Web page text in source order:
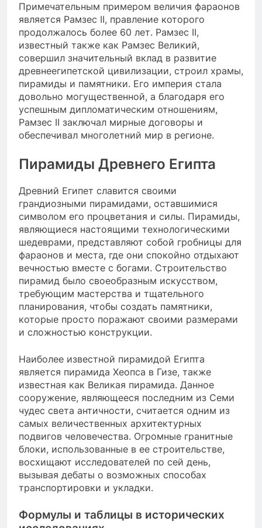
Примечательным примером величия фараонов
является Рамзес II, правление которого
продолжалось более 60 лет. Рамзес II,
известный также как Рамзес Великий,
совершил значительный вклад в развитие
древнеегипетской цивилизации, строил храмы,
пирамиды и памятники. Его империя стала
довольно могущественной, а благодаря его
успешным дипломатическим отношениям,
Рамзес II заключал мирные договоры и
обеспечивал многолетний мир в регионе.
Пирамиды Древнего Египта
Древний Египет славится своими
грандиозными пирамидами, оставшимися
символом его процветания и силы. Пирамиды,
являющиеся настоящими технологическими
шедеврами, представляют собой гробницы для
фараонов и места, где они спокойно отдыхают
вечностью вместе с богами. Строительство
пирамид было своеобразным искусством,
требующим мастерства и тщательного
планирования, чтобы создать памятники,
которые просто поражают своими размерами
и сложностью конструкции.
Наиболее известной пирамидой Египта
является пирамида Хеопса в Гизе, также
известная как Великая пирамида. Данное
сооружение, являющееся последним из Семи
чудес света античности, считается одним из
самых величественных архитектурных
подвигов человечества. Огромные гранитные
блоки, использованные в ее строительстве,
восхищают исследователей по сей день,
вызывая дебаты о возможных способах
транспортировки и укладки.
Формулы и таблицы в исторических